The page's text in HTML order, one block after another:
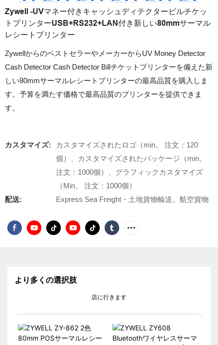
Zywell -UVマネー付きキャッシュディテクタービルチケッ
トプリンターUSB+RS232+LAN付き新しい80mmサーマル
レシートプリンター
ZywellからのベストセラーやメーカーからUV Money Detector
Cash Detector Cash Detector Billチケットプリンターを備えた新
しい80mmサーマルレシートプリンターの最高品質を購入しま
す。予算を満たす価格で最高品質のプリンターを提供できま
す。
カスタマイズ:
カスタマイズされたロゴ（min。 注文：120
個）、カスタマイズされたパッケージ（min。
注文：1000個）、グラフィックカスタマイズ
（Min。 注文：1000個）
配送:
Express Sea Freight・土地貨物輸送。航空貨物
より多くの選択肢
店に行きます